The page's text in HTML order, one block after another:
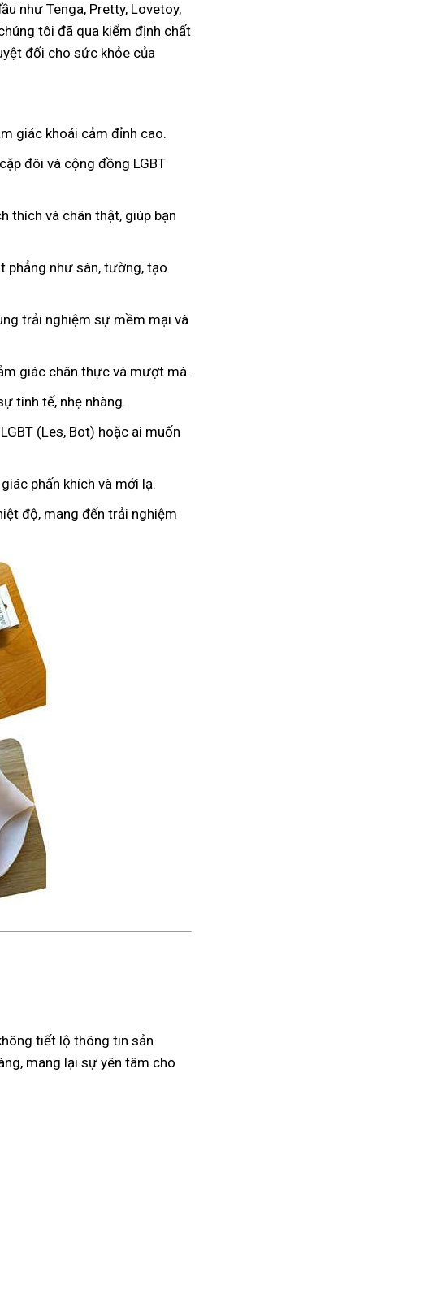
như Tenga, Pretty, Lovetoy,
tôi đã qua kiểm định chất
đối cho sức khỏe của
giác khoái cảm đỉnh cao.
đôi và cộng đồng LGBT
thích và chân thật, giúp bạn
phẳng như sàn, tường, tạo
trải nghiệm sự mềm mại và
giác chân thực và mượt mà.
tinh tế, nhẹ nhàng.
(Les, Bot) hoặc ai muốn
phấn khích và mới lạ.
độ, mang đến trải nghiệm
tiết lộ thông tin sản
mang lại sự yên tâm cho